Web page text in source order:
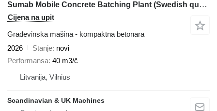
Sumab Mobile Concrete Batching Plant (Swedish quality)
Cijena na upit
Građevinska mašina - kompaktna betonara
2026
Stanje novi
Performansa 40 m3/č
Litvanija, Vilnius
Scandinavian & UK Machines